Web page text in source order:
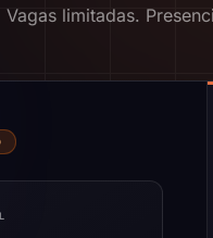
Vagas limitadas.